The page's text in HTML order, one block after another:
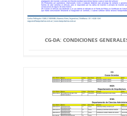
CG-DA: CONDICIONES